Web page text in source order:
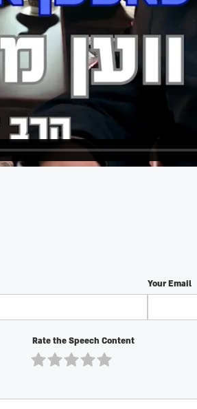
Your Email
Rate the Speech Content